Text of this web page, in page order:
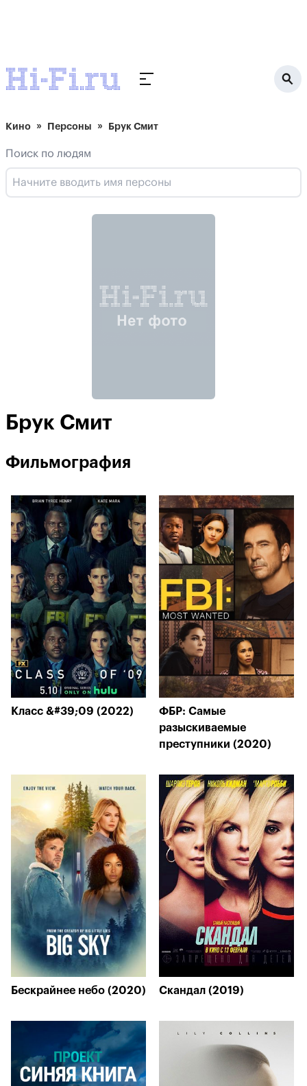
Кино Персоны Брук Смит
Поиск по людям
Брук Смит
Фильмография
Класс &#39;09 (2022)
ФБР: Самые
разыскиваемые
преступники (2020)
Бескрайнее небо (2020) Скандал (2019)